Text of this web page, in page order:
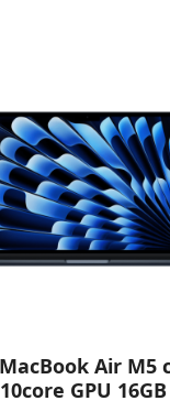
Air M5
GPU 16GB